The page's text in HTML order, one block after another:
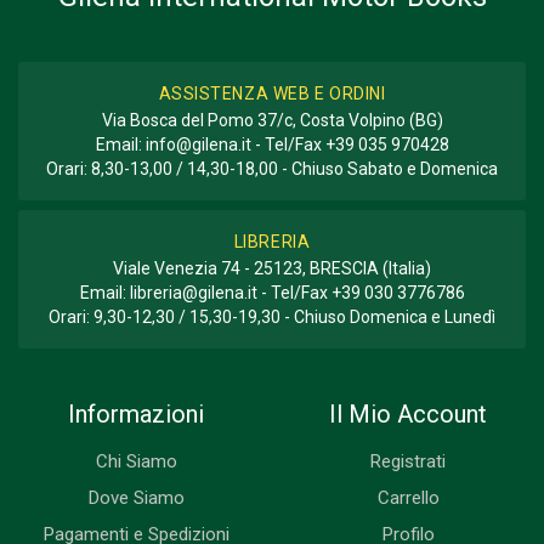
ASSISTENZA WEB E ORDINI
Via Bosca del Pomo 37/c, Costa Volpino (BG)
Email: info@gilena.it- Tel/Fax +39 035 970428
Orari: 8,30-13,00 / 14,30-18,00 - Chiuso Sabato e Domenica
LIBRERIA
Viale Venezia 74 - 25123, BRESCIA (Italia)
Email: libreria@gilena.it- Tel/Fax +39 030 3776786
Orari: 9,30-12,30 / 15,30-19,30 - Chiuso Domenica e Lunedì
Informazioni
Chi Siamo
Dove Siamo
Pagamenti e Spedizioni
Il Mio Account
Registrati
Carrello
Profilo